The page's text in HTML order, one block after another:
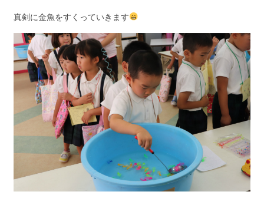
真剣に金魚をすくっていきます